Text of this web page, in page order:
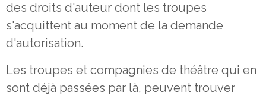
des droits d'auteur dont les troupes
s'acquittent au moment de la demande
d'autorisation.
Les troupes et compagnies de théâtre qui en
sont déjà passées par là, peuvent trouver